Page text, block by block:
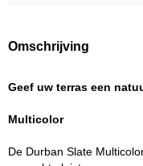
Omschrijving
Geef uw terras een
Multicolor
De Durban Slate